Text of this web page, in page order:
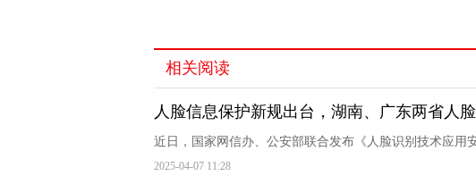
相关阅读
人脸信息保护新规出台，湖南、广东两省人
近日，国家网信办、公安部联合发布《人脸识别技术应用
2025-04-07 11:28